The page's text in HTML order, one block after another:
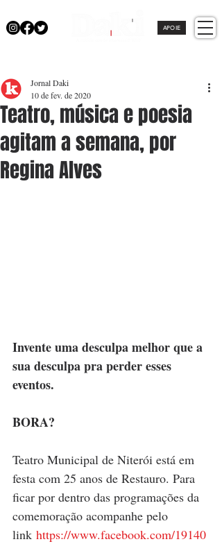
APOIE
Teatro, música e poesia
agitam a semana, por
Regina Alves
Jornal Daki
10 de fev. de 2020
Invente uma desculpa melhor que a
sua desculpa pra perder esses
eventos.
BORA?
Teatro Municipal de Niterói está em
festa com 25 anos de Restauro. Para
ficar por dentro das programações da
comemoração acompanhe pelo
link https://www.facebook.com/19140